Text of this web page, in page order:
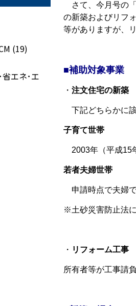
さて、今月号の
の新築およびリフ
等がありますが、
■補助対象事業
・ 注文住宅の新築
下記どちらかに
子育て世帯
2003年（平成15
若者夫婦世帯
申請時点で夫婦で
※土砂災害防止法
・ リフォーム工事
所有者等が工事請
(19)
エネ･エ